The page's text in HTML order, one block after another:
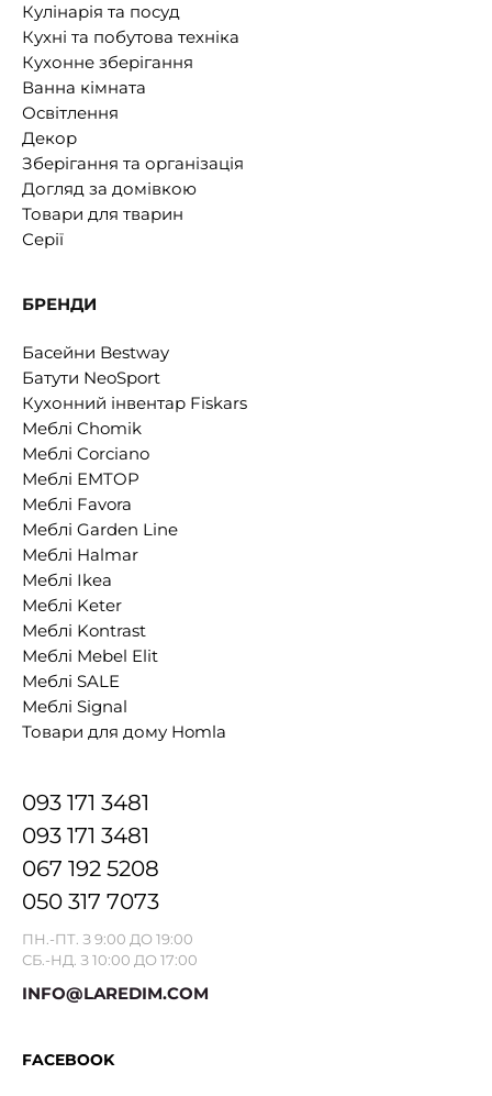
Кулінарія та посуд
Кухні та побутова техніка
Кухонне зберігання
Ванна кімната
Освітлення
Декор
Зберігання та організація
Догляд за домівкою
Товари для тварин
Серії
БРЕНДИ
Басейни Bestway
Батути NeoSport
Кухонний інвентар Fiskars
Меблі Chomik
Меблі Corciano
Меблі EMTOP
Меблі Favora
Меблі Garden Line
Меблі Halmar
Меблі Ikea
Меблі Keter
Меблі Kontrast
Меблі Mebel Elit
Меблі SALE
Меблі Signal
Товари для дому Homla
093 171 3481
093 171 3481
067 192 5208
050 317 7073
ПН.-ПТ. З 9:00 ДО 19:00
СБ.-НД. З 10:00 ДО 17:00
INFO@LAREDIM.COM
FACEBOOK